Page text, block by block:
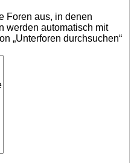
Foren aus, in denen
werden automatisch mit
„Unterforen durchsuchen“